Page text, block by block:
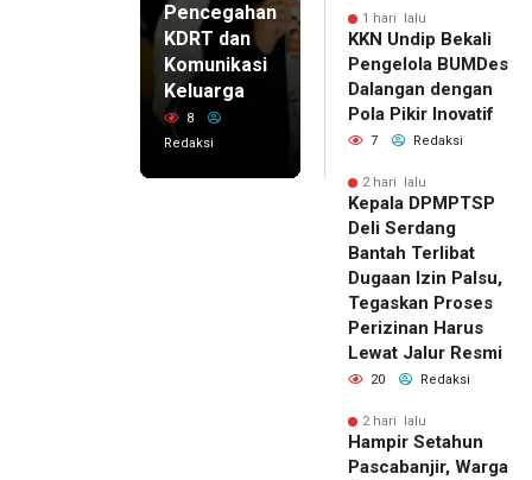
Pencegahan
KDRT dan
Komunikasi
Keluarga
8
Redaksi
1 hari lalu
KKN Undip Bekali
Pengelola BUMDes
Dalangan dengan
Pola Pikir Inovatif
7 Redaksi
2 hari lalu
Kepala DPMPTSP
Deli Serdang
Bantah Terlibat
Dugaan Izin Palsu,
Tegaskan Proses
Perizinan Harus
Lewat Jalur Resmi
20 Redaksi
2 hari lalu
Hampir Setahun
Pascabanjir, Warga